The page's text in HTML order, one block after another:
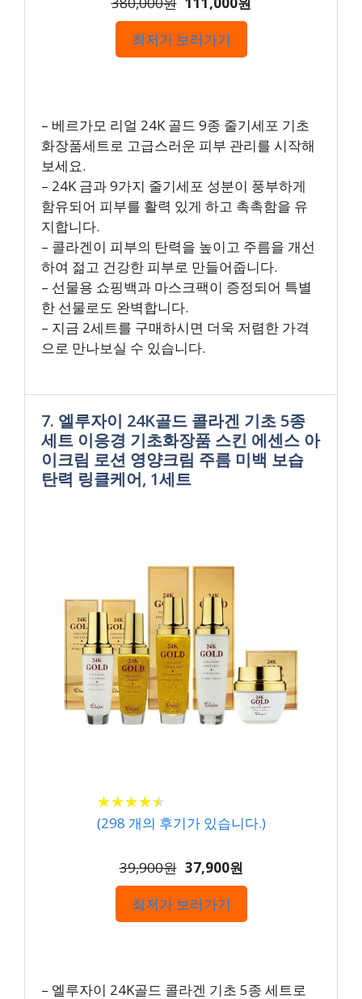
최저가 보러가기
– 베르가모 리얼 24K 골드 9종 줄기세포 기초
화장품세트로 고급스러운 피부 관리를 시작해
보세요.
– 24K 금과 9가지 줄기세포 성분이 풍부하게
함유되어 피부를 활력 있게 하고 촉촉함을 유
지합니다.
– 콜라겐이 피부의 탄력을 높이고 주름을 개선
하여 젊고 건강한 피부로 만들어줍니다.
– 선물용 쇼핑백과 마스크팩이 증정되어 특별
한 선물로도 완벽합니다.
– 지금 2세트를 구매하시면 더욱 저렴한 가격
으로 만나보실 수 있습니다.
7. 엘루자이 24K골드 콜라겐 기초 5종
세트 이응경 기초화장품 스킨 에센스 아
이크림 로션 영양크림 주름 미백 보습
탄력 링클케어, 1세트
★★★★★
★★★★★
(298 개의 후기가 있습니다.)
39,900원 37,900원
최저가 보러가기
– 엘루자이 24K골드 콜라겐 기초 5종 세트로